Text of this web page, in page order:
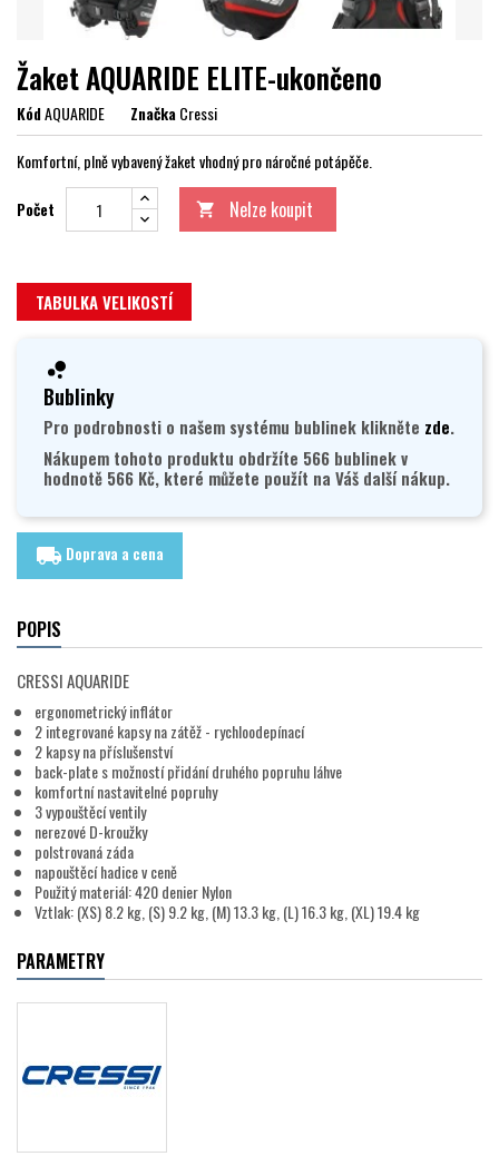
Žaket AQUARIDE ELITE-ukončeno
KódAQUARIDE ZnačkaCressi
Komfortní, plně vybavený žaket vhodný pro náročné potápěče.
Počet  Nelze koupit
TABULKA VELIKOSTÍ
Bublinky
Pro podrobnosti o našem systému bublinek klikněte zde.
Nákupem tohoto produktu obdržíte 566 bublinek v
hodnotě 566 Kč, které můžete použít na Váš další nákup.
local_shipping Doprava a cena
POPIS
CRESSI AQUARIDE
ergonometrický inflátor
2 integrované kapsy na zátěž - rychloodepínací
2 kapsy na příslušenství
back-plate s možností přidání druhého popruhu láhve
komfortní nastavitelné popruhy
3 vypouštěcí ventily
nerezové D-kroužky
polstrovaná záda
napouštěcí hadice v ceně
Použitý materiál: 420 denier Nylon
Vztlak: (XS) 8.2 kg, (S) 9.2 kg, (M) 13.3 kg, (L) 16.3 kg, (XL) 19.4 kg
PARAMETRY